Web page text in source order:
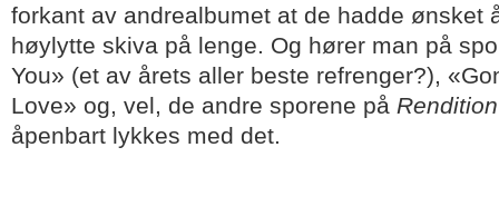
forkant av andrealbumet at de hadde ønsket
høylytte skiva på lenge. Og hører man på
You» (et av årets aller beste refrenger?),
Love» og, vel, de andre sporene på
åpenbart lykkes med det.